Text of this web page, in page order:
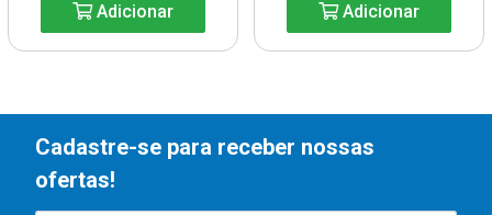
Adicionar Adicionar
Cadastre-se para receber nossas
ofertas!